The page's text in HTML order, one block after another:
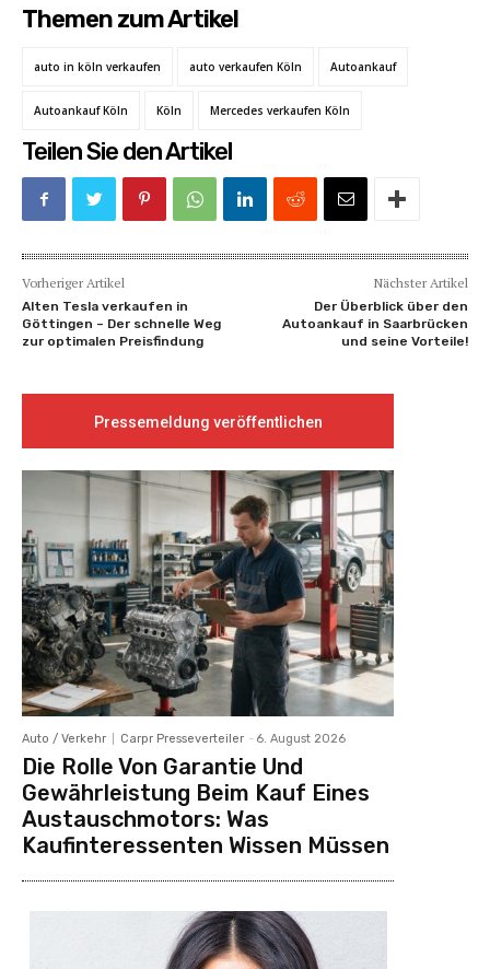
Themen zum Artikel
auto in köln verkaufen auto verkaufen Köln Autoankauf
Autoankauf Köln Köln Mercedes verkaufen Köln
Teilen Sie den Artikel
Vorheriger Artikel
Alten Tesla verkaufen in
Göttingen – Der schnelle Weg
zur optimalen Preisfindung
Nächster Artikel
Der Überblick über den
Autoankauf in Saarbrücken
und seine Vorteile!
Pressemeldung veröffentlichen
Auto / Verkehr Carpr Presseverteiler - 6. August 2026
Die Rolle Von Garantie Und
Gewährleistung Beim Kauf Eines
Austauschmotors: Was
Kaufinteressenten Wissen Müssen